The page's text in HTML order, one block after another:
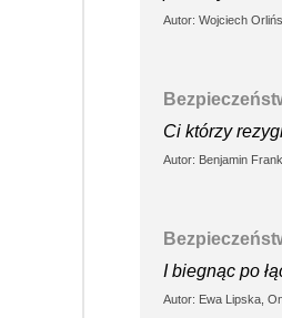
Autor: Wojciech
Ci którzy
Autor: Benjamin
I biegnąc po
Autor: Ewa Lipska,